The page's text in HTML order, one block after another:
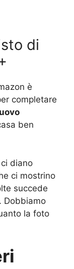
di
è
completare
ben
diano
ci mostrino
succede
Dobbiamo
la foto